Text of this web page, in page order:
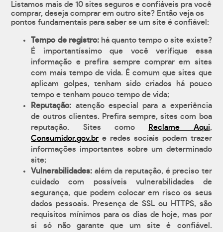
Listamos mais de 10 sites seguros e confiáveis pra você
comprar, deseja comprar em outro site? Então veja os
pontos fundamentais para saber se um site é confiável:
Tempo de registro:há quanto tempo o site existe?
É importantíssimo que você verifique essa
informação e prefira sempre comprar em sites
com mais tempo de vida. É comum que sites que
aplicam golpes, tenham sido criados há pouco
tempo e tenham pouco tempo de vida;
Reputação: atenção especial para a experiência
de outros clientes. Prefira sempre, sites com boa
reputação. Sites como
Reclame Aqui,
Consumidor.gov.br e redes sociais podem trazer
informações importantes sobre um determinado
site;
Vulnerabilidades: além da reputação, é preciso ter
cuidado com possíveis vulnerabilidades de
segurança, que podem colocar em risco os seus
dados pessoais. Presença de SSL ou HTTPS, são
requisitos mínimos para os dias de hoje, mas por
si só não garante que um site é confiável.